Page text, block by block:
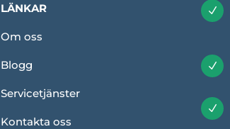
LÄNKAR
Om oss
Blogg
Servicetjänster
Kontakta oss
N
N
N